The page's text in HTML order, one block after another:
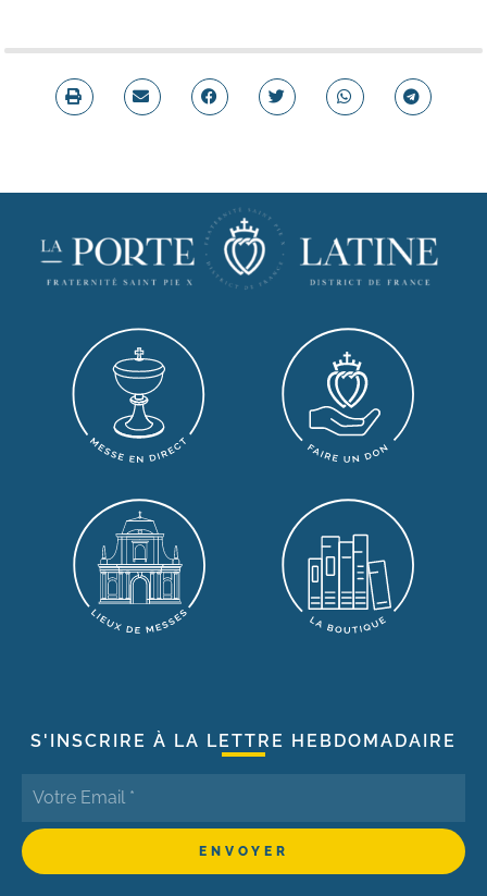
S'INSCRIRE À LA LETTRE HEBDOMADAIRE